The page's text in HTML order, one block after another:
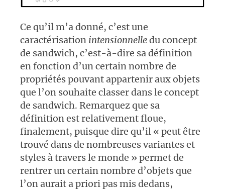
Ce qu’il m’a donné, c’est une
caractérisation intensionnelledu concept
de sandwich, c’est-à-dire sa définition
en fonction d’un certain nombre de
propriétés pouvant appartenir aux objets
que l’on souhaite classer dans le concept
de sandwich. Remarquez que sa
définition est relativement floue,
finalement, puisque dire qu’il « peut être
trouvé dans de nombreuses variantes et
styles à travers le monde » permet de
rentrer un certain nombre d’objets que
l’on aurait a priori pas mis dedans,